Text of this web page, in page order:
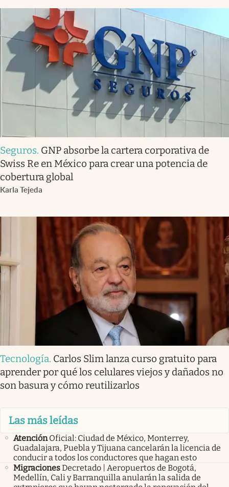
Seguros. GNP absorbe la cartera corporativa de
Swiss Re en México para crear una potencia de
cobertura global
Karla Tejeda
Tecnología. Carlos Slim lanza curso gratuito para
aprender por qué los celulares viejos y dañados no
son basura y cómo reutilizarlos
Las más leídas
Atención Oficial: Ciudad de México, Monterrey,
Guadalajara, Puebla y Tijuana cancelarán la licencia de
conducir a todos los conductores que hagan esto
MigracionesDecretado | Aeropuertos de Bogotá,
Medellín, Cali y Barranquilla anularán la salida de